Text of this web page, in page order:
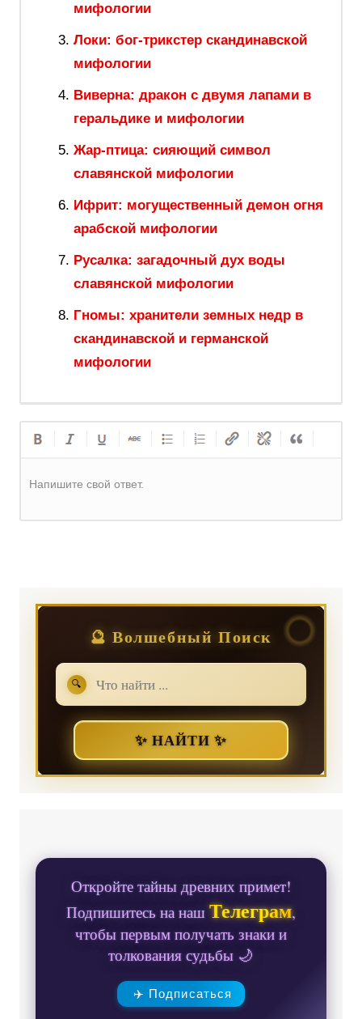
мифологии
Локи: бог-трикстер скандинавской
мифологии
Виверна: дракон с двумя лапами в
геральдике и мифологии
Жар-птица: сияющий символ
славянской мифологии
Ифрит: могущественный демон огня
арабской мифологии
Русалка: загадочный дух воды
славянской мифологии
Гномы: хранители земных недр в
скандинавской и германской
мифологии
Напишите свой ответ.
🔮 Волшебный Поиск
🔍
✨ НАЙТИ ✨
Откройте тайны древних примет!
Подпишитесь на нашТелеграм,
чтобы первым получать знаки и
толкования судьбы 🌙
✈️ Подписаться